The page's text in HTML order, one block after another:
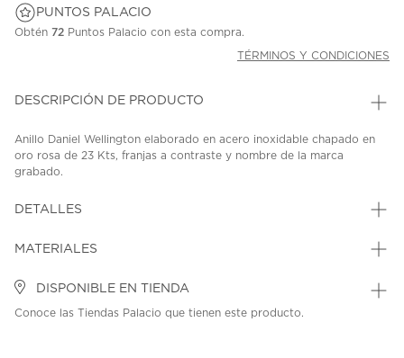
PUNTOS PALACIO
Obtén 72 Puntos Palacio con esta compra.
TÉRMINOS Y CONDICIONES
DESCRIPCIÓN DE PRODUCTO
Anillo Daniel Wellington elaborado en acero inoxidable chapado en
oro rosa de 23 Kts, franjas a contraste y nombre de la marca
grabado.
DETALLES
MATERIALES
DISPONIBLE EN TIENDA
Conoce las Tiendas Palacio que tienen este producto.